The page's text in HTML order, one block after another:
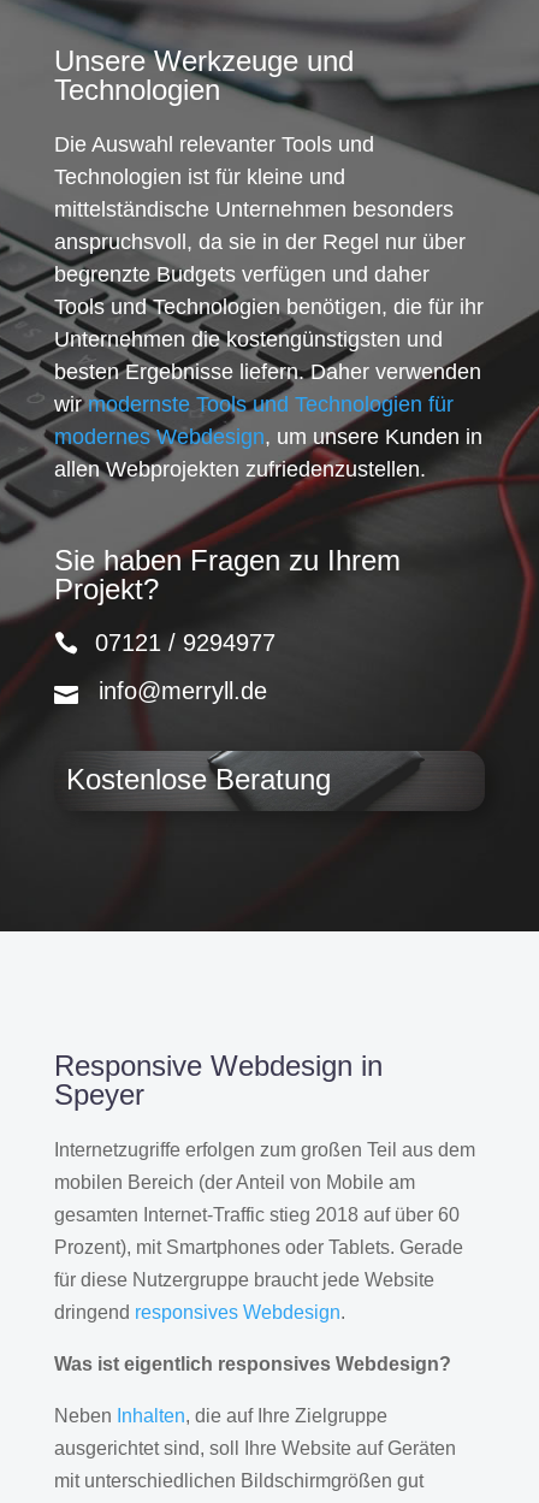
Unsere Werkzeuge und
Technologien
Die Auswahl relevanter Tools und
Technologien ist für kleine und
mittelständische Unternehmen besonders
anspruchsvoll, da sie in der Regel nur über
begrenzte Budgets verfügen und daher
Tools und Technologien benötigen, die für ihr
Unternehmen die kostengünstigsten und
besten Ergebnisse liefern. Daher verwenden
wirmodernste Tools und Technologien für
modernes Webdesign, um unsere Kunden in
allen Webprojekten zufriedenzustellen.
Sie haben Fragen zu Ihrem
Projekt?
07121 / 9294977
info@merryll.de
Kostenlose Beratung
Responsive Webdesign in
Speyer
Internetzugriffe erfolgen zum großen Teil aus dem
mobilen Bereich (der Anteil von Mobile am
gesamten Internet-Traffic stieg 2018 auf über 60
Prozent), mit Smartphones oder Tablets. Gerade
für diese Nutzergruppe braucht jede Website
dringend responsives Webdesign.
Was ist eigentlich responsives Webdesign?
Neben Inhalten, die auf Ihre Zielgruppe
ausgerichtet sind, soll Ihre Website auf Geräten
mit unterschiedlichen Bildschirmgrößen gut